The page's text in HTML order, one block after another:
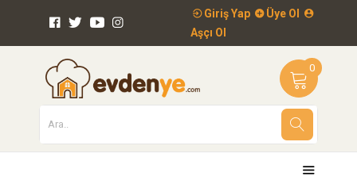
Giriş Yap
Üye Ol
Aşçı Ol
0